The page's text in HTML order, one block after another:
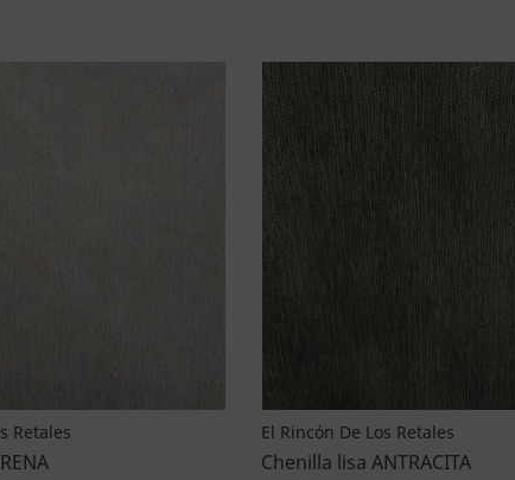
Retales El Rincón De Los Retales
Chenilla lisa ANTRACITA